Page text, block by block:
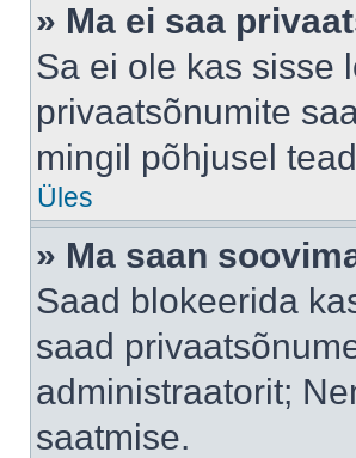
» Ma ei saa
Sa ei ole kas sisse
privaatsõnumite
mingil põhjusel
Üles
» Ma saan
Saad blokeerida
saad
administraatorit;
saatmise.